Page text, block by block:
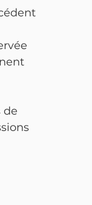
de